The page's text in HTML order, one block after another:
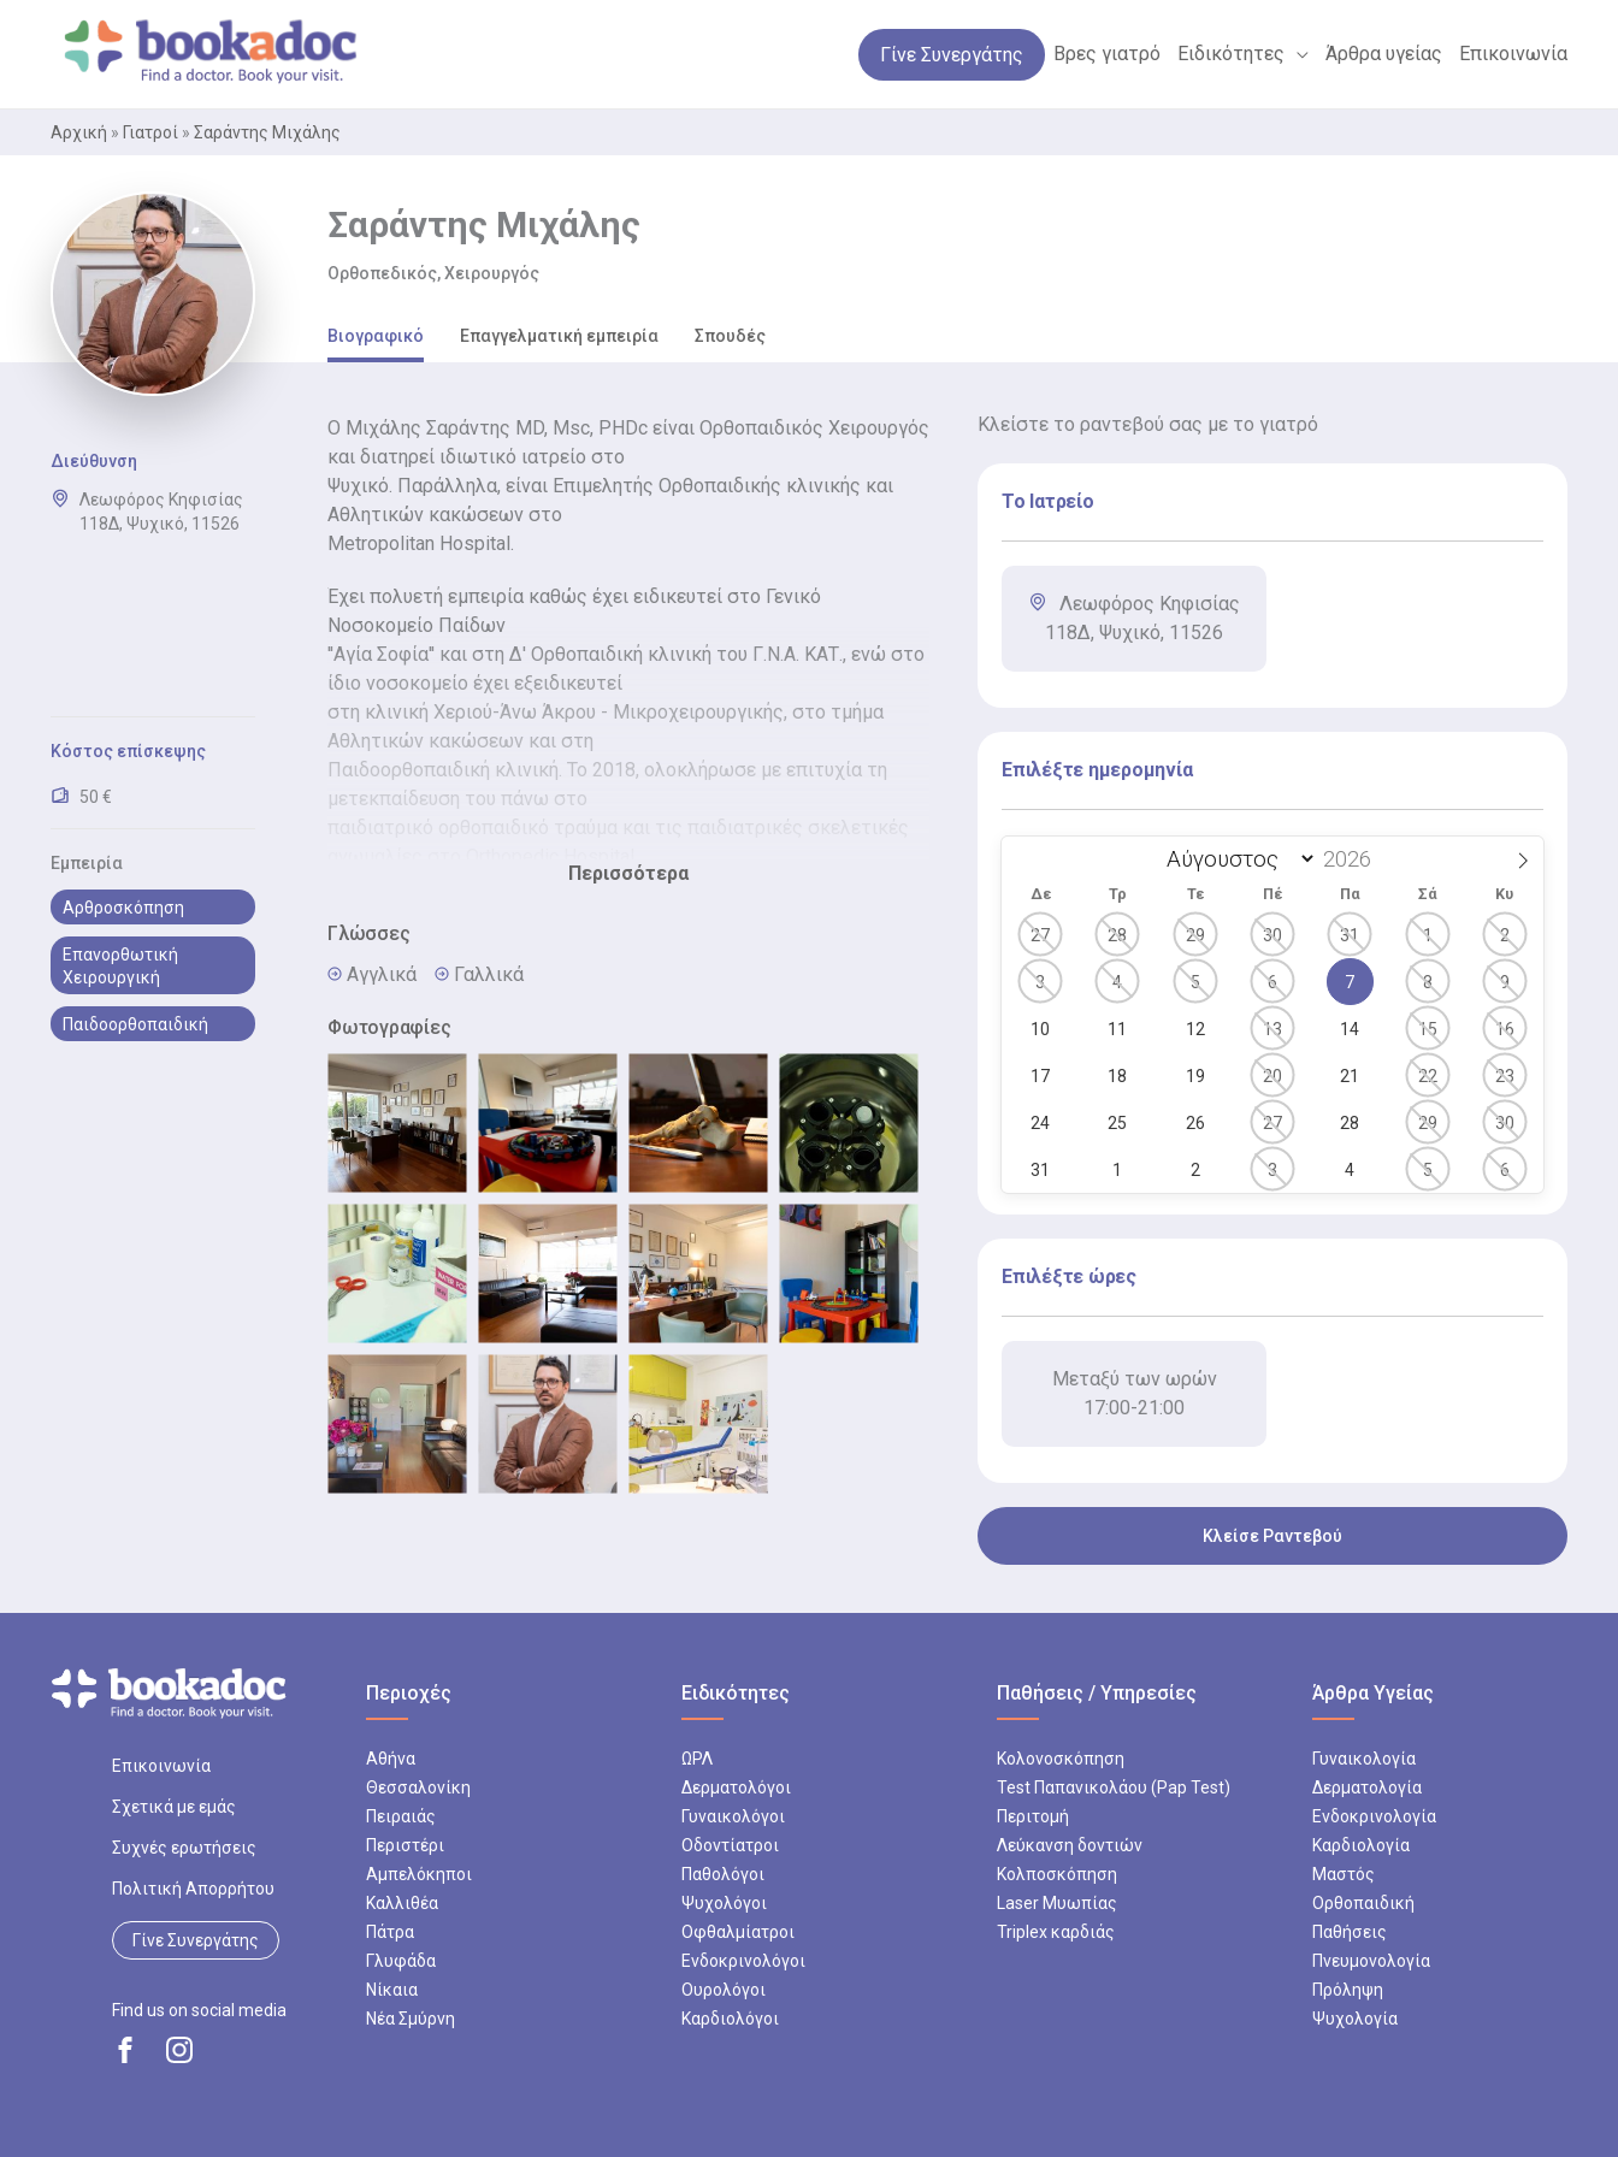
περιεχόμενο
Γίνε Συνεργάτης Βρες γιατρό Ειδικότητες Άρθρα υγείας Επικοινωνία
Αρχική » Γιατροί » Σαράντης Μιχάλης
Σαράντης Μιχάλης
Ορθοπεδικός, Χειρουργός
Διεύθυνση
Λεωφόρος Κηφισίας
118Δ, Ψυχικό, 11526
Κόστος επίσκεψης
50 €
Εμπειρία
Αρθροσκόπηση
Επανορθωτική
Χειρουργική
Παιδοορθοπαιδική
Βιογραφικό Επαγγελματική εμπειρία Σπουδές
Ο Μιχάλης Σαράντης MD, Msc, PHDc είναι Ορθοπαιδικός Χειρουργός
και διατηρεί ιδιωτικό ιατρείο στο
Ψυχικό. Παράλληλα, είναι Επιμελητής Ορθοπαιδικής κλινικής και
Αθλητικών κακώσεων στο
Metropolitan Hospital.
Έχει πολυετή εμπειρία καθώς έχει ειδικευτεί στο Γενικό
Νοσοκομείο Παίδων
''Αγία Σοφία'' και στη Δ' Ορθοπαιδική κλινική του Γ.Ν.Α. ΚΑΤ., ενώ στο
ίδιο νοσοκομείο έχει εξειδικευτεί
στη κλινική Χεριού-Άνω Άκρου - Μικροχειρουργικής, στο τμήμα
Αθλητικών κακώσεων και στη
Παιδοορθοπαιδική κλινική. Το 2018, ολοκλήρωσε με επιτυχία τη
μετεκπαίδευση του πάνω στο
Από το 2019, κατέχει Μεταπτυχιακό δίπλωμα στα ''Μεταβολικά
Νοσήματα
Καποδιστριακού Πανεπιστημίου
Αθηνών. Το 2020, ανακηρύχτηκε από την Ιατρική Σχολή Αθηνών
υποψήφιος διδάκτωρ, κι έκτοτε μέχρι
και σήμερα εκπονεί τη διδακτορική του διατριβή στη Β' Ορθοπαιδική
Πανεπιστημιακή κλινική του
Πανεπιστημίου Αθηνών (Κωνσταντοπούλειο Νοσοκομείο - Αγία
Όλγα).
Είναι ενεργό μέλος της Ευρωπαϊκής Παιδοορθοπαιδικής Εταιρείας -
European Paediatric Orthopaedic Society (EPOS), της
Ευρωπαϊκής Εταιρείας Αθλητικής Τραυματολογίας Χειρουργικής
Γόνατος και Αρθροσκόπησης -
European Society for Sports Traumatology Knee Surgery and
Arthroscopy (ESSKA), της Ελληνικής
Εταιρείας Χειρουργικής Ορθοπαιδικής και Τραυματολογίας (ΕΕΧΟΤ)
και του Ιατρικού Συλλόγου
Αθηνών. Τέλος, έχει πλούσιο ακαδημαϊκό έργο αποτελώντας
Περισσότερα
Γλώσσες
Αγγλικά
Γαλλικά
Φωτογραφίες
Κλείστε το ραντεβού σας με το γιατρό
Το Ιατρείο
Λεωφόρος Κηφισίας
118Δ, Ψυχικό, 11526
Επιλέξτε ημερομηνία
Δε Τρ Τε Πέ Πα Σά Κυ
27 28 29 30 31 1 2
3 4 5 6 7 8 9
10 11 12 13 14 15 16
17 18 19 20 21 22 23
24 25 26 27 28 29 30
31 1 2 3 4 5 6
Επιλέξτε ώρες
Μεταξύ των ωρών
17:00-21:00
Κλείσε Ραντεβού
Επικοινωνία
Σχετικά με εμάς
Συχνές ερωτήσεις
Πολιτική Απορρήτου
Γίνε Συνεργάτης
Find us on social media
Περιοχές
Αθήνα
Θεσσαλονίκη
Πειραιάς
Περιστέρι
Αμπελόκηποι
Καλλιθέα
Πάτρα
Γλυφάδα
Νίκαια
Νέα Σμύρνη
Ειδικότητες
ΩΡΛ
Δερματολόγοι
Γυναικολόγοι
Οδοντίατροι
Παθολόγοι
Ψυχολόγοι
Οφθαλμίατροι
Ενδοκρινολόγοι
Ουρολόγοι
Καρδιολόγοι
Παθήσεις / Υπηρεσίες
Κολονοσκόπηση
Test Παπανικολάου (Pap Test)
Περιτομή
Λεύκανση δοντιών
Κολποσκόπηση
Laser Μυωπίας
Triplex καρδιάς
Άρθρα Υγείας
Γυναικολογία
Δερματολογία
Ενδοκρινολογία
Καρδιολογία
Μαστός
Ορθοπαιδική
Παθήσεις
Πνευμονολογία
Πρόληψη
Ψυχολογία